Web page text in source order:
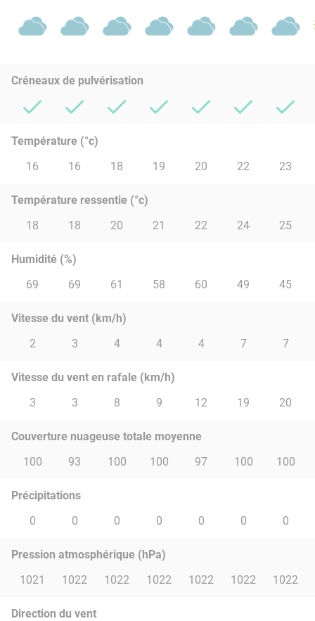
Créneaux de pulvérisation
Température (°c)
16
16 18 19 20 22 23
Température ressentie (°c)
18
18 20 21 22 24 25
Humidité (%)
69
69 61 58 60 49 45
Vitesse du vent (km/h)
2
3 4 4 4 7 7
Vitesse du vent en rafale (km/h)
3
3 8 9 12 19 20
Couverture nuageuse totale moyenne
100
93 100 100 97 100 100
Précipitations
0
0 0 0 0 0 0
Pression atmosphérique (hPa)
1021
1022 1022 1022 1022 1022 1022
Direction du vent